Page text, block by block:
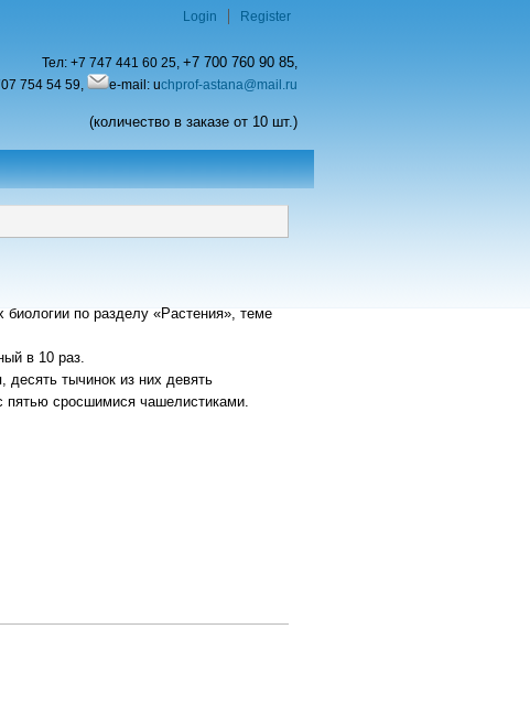
Тел: +7 747 441 60 25, +7 700 760 90 85,
754 54 59,
e-mail: uchprof-astana@mail.ru
(количество в заказе от 10 шт.)
Login Register
по разделу «Растения», теме
в 10 раз.
тычинок из них девять
пятью сросшимися чашелистиками.